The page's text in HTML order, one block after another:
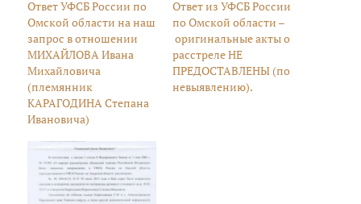
Ответ УФСБ России по
Омской области на наш
запрос в отношении
МИХАЙЛОВА Ивана
Михайловича
(племянник
КАРАГОДИНА Степана
Ивановича)
Ответ из УФСБ России
по Омской области –
оригинальные акты о
расстреле НЕ
ПРЕДОСТАВЛЕНЫ (по
невыявлению).